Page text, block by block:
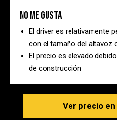
No me gusta
El driver es relativamente
con el tamaño del altavoz
El precio es elevado
de construcción
Ver precio en